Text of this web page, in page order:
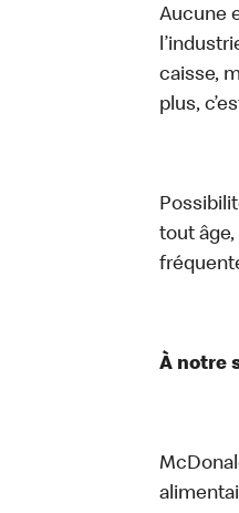
Aucune
caisse,
plus,
tout
À notre